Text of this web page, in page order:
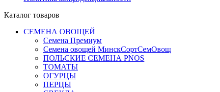
Каталог товаров
СЕМЕНА ОВОЩЕЙ
Семена Премиум
Семена овощей МинскСортСемОвощ
ПОЛЬСКИЕ СЕМЕНА PNOS
ТОМАТЫ
ОГУРЦЫ
ПЕРЦЫ